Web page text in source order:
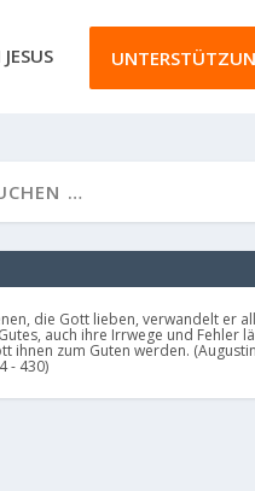
die Gott lieben, verwandelt er
auch ihre Irrwege und Fehler
ihnen zum Guten werden.
- 430)